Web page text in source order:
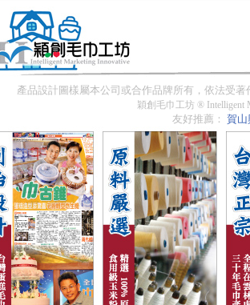
產品設計圖樣屬本公司或合作品牌所有，依法受
穎創毛巾工坊 ® Intelligent
友好推薦： 賀山